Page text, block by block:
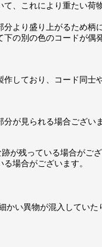
、これにより重たい荷
より盛り上がるため柄
の別の色のコードが偶
しており、コード同士
が見られる場合ございま
が残っている場合がござ
場合がございます。
い異物が混入していた